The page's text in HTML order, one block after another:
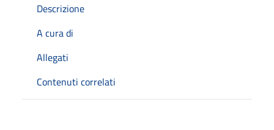
Descrizione
A cura di
Allegati
Contenuti correlati